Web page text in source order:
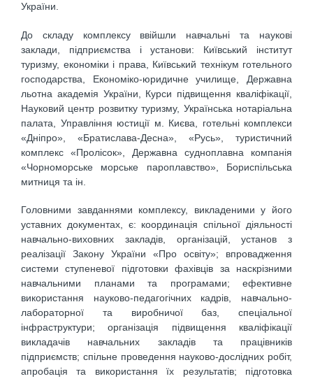
України.
До складу комплексу ввійшли навчальні та наукові
заклади, підприємства і установи: Київський інститут
туризму, економіки і права, Київський технікум готельного
господарства, Економіко-юридичне училище, Державна
льотна академія України, Курси підвищення кваліфікації,
Науковий центр розвитку туризму, Українська нотаріальна
палата, Управління юстиції м. Києва, готельні комплекси
«Дніпро», «Братислава-Десна», «Русь», туристичний
комплекс «Пролісок», Державна судноплавна компанія
«Чорноморське морське пароплавство», Бориспільська
митниця та ін.
Головними завданнями комплексу, викладеними у його
уставних документах, є: координація спільної діяльності
навчально-виховних закладів, організацій, установ з
реалізації Закону України «Про освіту»; впровадження
системи ступеневої підготовки фахівців за наскрізними
навчальними планами та програмами; ефективне
використання науково-педагогічних кадрів, навчально-
лабораторної та виробничої баз, спеціальної
інфраструктури; організація підвищення кваліфікації
викладачів навчальних закладів та працівників
підприємств; спільне проведення науково-дослідних робіт,
апробація та використання їх результатів; підготовка